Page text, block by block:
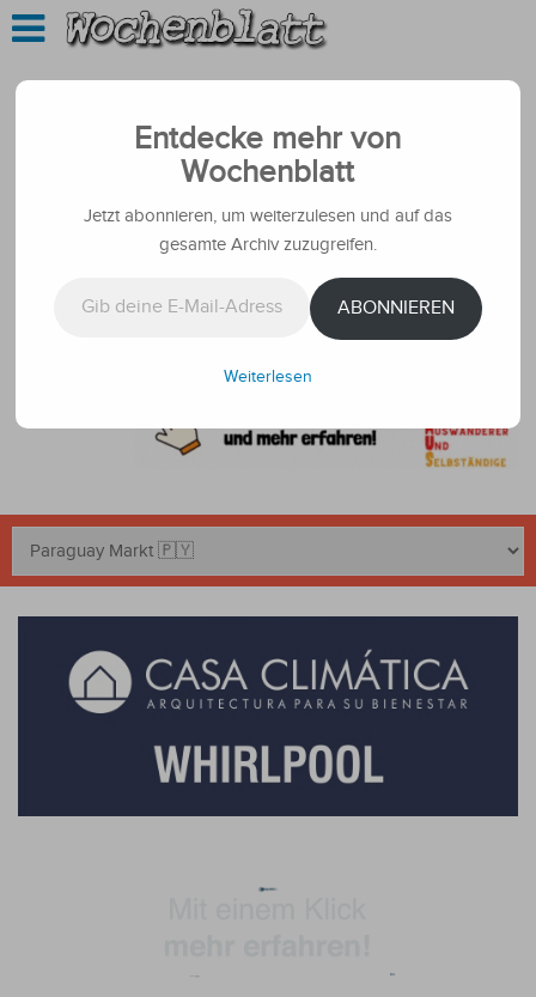
Entdecke mehr von
Wochenblatt
Jetzt abonnieren, um weiterzulesen und auf das
gesamte Archiv zuzugreifen.
ABONNIEREN
Weiterlesen